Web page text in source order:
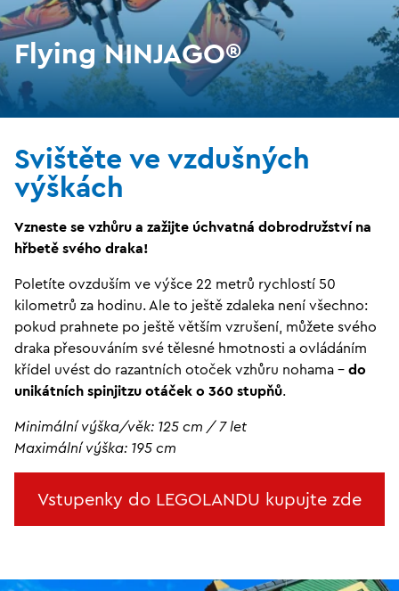
Flying NINJAGO®
Svištěte ve vzdušných
výškách
Vzneste se vzhůru a zažijte úchvatná dobrodružství na
hřbetě svého draka!
Poletíte ovzduším ve výšce 22 metrů rychlostí 50
kilometrů za hodinu. Ale to ještě zdaleka není všechno:
pokud prahnete po ještě větším vzrušení, můžete svého
draka přesouváním své tělesné hmotnosti a ovládáním
křídel uvést do razantních otoček vzhůru nohama – do
unikátních spinjitzu otáček o 360 stupňů.
Minimální výška/věk: 125 cm / 7 let
Maximální výška: 195 cm
Vstupenky do LEGOLANDU kupujte zde